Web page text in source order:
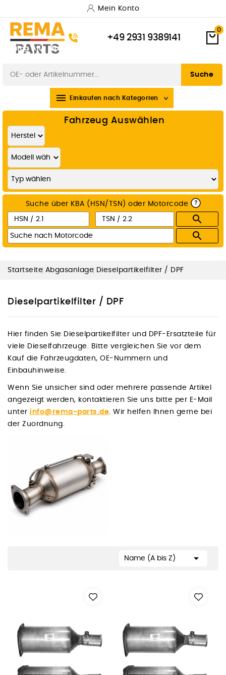
Mein Konto
+49 2931 9389141
0
Fahrzeug Auswählen
Suche über KBA (HSN/TSN) oder Motorcode ?


 Einkaufen nach Kategorien
Katalog Alle Marken
Widerrufsbelehrung Suche
Startseite Abgasanlage Dieselpartikelfilter / DPF
Dieselpartikelfilter / DPF
Hier finden Sie Dieselpartikelfilter und DPF-Ersatzteile für
viele Dieselfahrzeuge. Bitte vergleichen Sie vor dem
Kauf die Fahrzeugdaten, OE-Nummern und
Einbauhinweise.
Wenn Sie unsicher sind oder mehrere passende Artikel
angezeigt werden, kontaktieren Sie uns bitte per E-Mail
unter info@rema-parts.de. Wir helfen Ihnen gerne bei
der Zuordnung.
Name (A bis Z) 